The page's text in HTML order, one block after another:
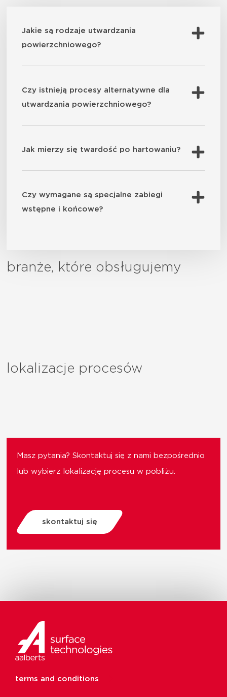
Jakie są rodzaje utwardzania
powierzchniowego?
Czy istnieją procesy alternatywne dla
utwardzania powierzchniowego?
Jak mierzy się twardość po hartowaniu?
Czy wymagane są specjalne zabiegi
wstępne i końcowe?
branże, które obsługujemy
lokalizacje procesów
Masz pytania? Skontaktuj się z nami bezpośrednio
lub wybierz lokalizację procesu w pobliżu.
skontaktuj się
terms and conditions